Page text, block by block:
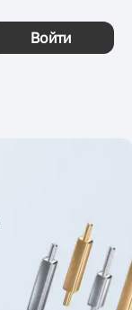
Войти